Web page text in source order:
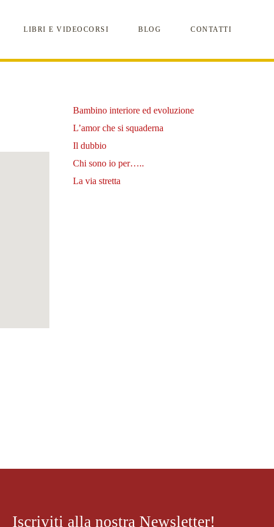
LIBRI E VIDEOCORSI BLOG CONTATTI
Bambino interiore ed evoluzione
L’amor che si squaderna
Il dubbio
Chi sono io per…..
La via stretta
Iscriviti alla nostra Newsletter!